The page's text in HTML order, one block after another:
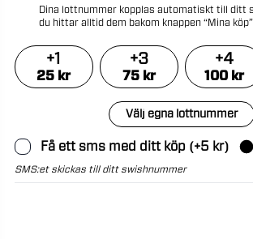
Dina lottnummer kopplas automatiskt till ditt
du hittar alltid dem bakom knappen “Mina köp”
+1
25 kr
+3
75kr
+4
100kr
Välj egna lottnummer
Få ett sms med ditt köp(+5 kr)
SMS:et skickas till ditt swishnummer